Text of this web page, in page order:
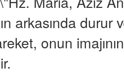
arkasında durur
onun